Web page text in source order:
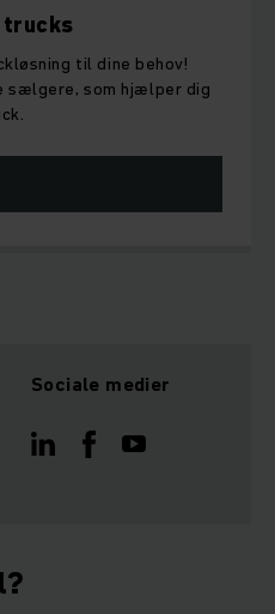
trucks
til dine behov!
sælgere, som hjælper dig
Sociale medier